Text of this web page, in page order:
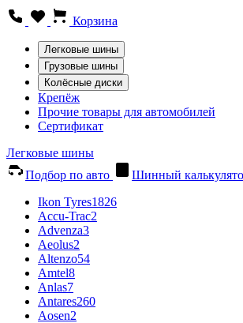
Корзина
Легковые шины
Грузовые шины
Колёсные диски
Крепёж
Прочие товары для автомобилей
Сертификат
Легковые шины
Подбор по авто
Шинный
Ikon Tyres1826
Accu-Trac2
Advenza3
Aeolus2
Altenzo54
Amtel8
Anlas7
Antares260
Aosen2